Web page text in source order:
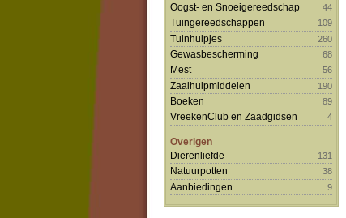
Oogst- en Snoeigereedschap
44
Tuingereedschappen 109
Tuinhulpjes 260
Gewasbescherming 68
Mest 56
Zaaihulpmiddelen 190
Boeken 89
VreekenClub en Zaadgidsen 4
Overigen
Dierenliefde
131
Natuurpotten 38
Aanbiedingen 9